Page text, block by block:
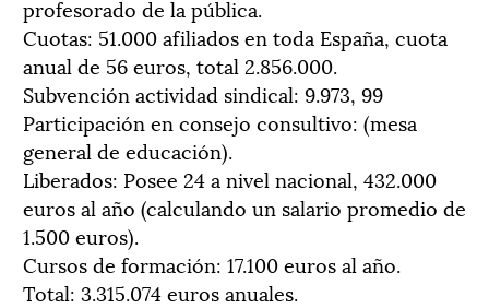
profesorado de la pública.
Cuotas: 51.000 afiliados en toda España, cuota
anual de 56 euros, total 2.856.000.
Subvención actividad sindical: 9.973, 99
Participación en consejo consultivo: (mesa
general de educación).
Liberados: Posee 24 a nivel nacional, 432.000
euros al año (calculando un salario promedio de
1.500 euros).
Cursos de formación: 17.100 euros al año.
Total: 3.315.074 euros anuales.